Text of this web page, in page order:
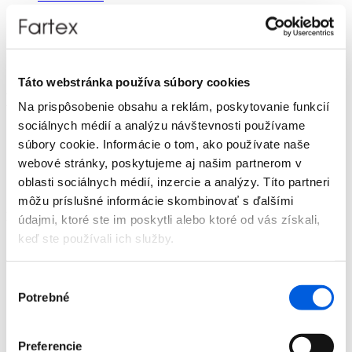
Táto webstránka používa súbory cookies
Na prispôsobenie obsahu a reklám, poskytovanie funkcií
sociálnych médií a analýzu návštevnosti používame
súbory cookie. Informácie o tom, ako používate naše
webové stránky, poskytujeme aj našim partnerom v
oblasti sociálnych médií, inzercie a analýzy. Títo partneri
môžu príslušné informácie skombinovať s ďalšími
údajmi, ktoré ste im poskytli alebo ktoré od vás získali,
keď ste používali ich služby.
súhlasu
Potrebné
Preferencie
Výpredaj
Predajne
O nás
Detail produktu
Domov
Produkty
Dámska móda
Mikiny
Mikina dámska - Tom Tailor Denim
Mikina dámska - Tom Tailor Denim
Produkty